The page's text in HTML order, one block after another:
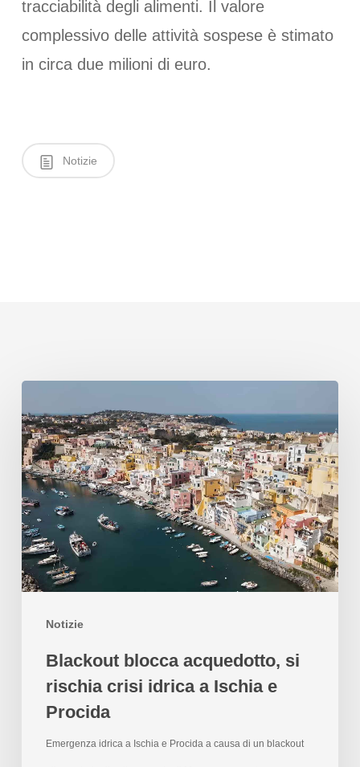
tracciabilità degli alimenti. Il valore
complessivo delle attività sospese è stimato
in circa due milioni di euro.
Notizie
Notizie
Blackout blocca acquedotto, si
rischia crisi idrica a Ischia e
Procida
Emergenza idrica a Ischia e Procida a causa di un blackout